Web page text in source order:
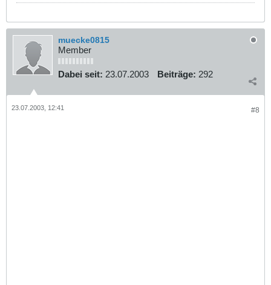
muecke0815
Member
Dabei seit: 23.07.2003 Beiträge: 292
#8
23.07.2003, 12:41